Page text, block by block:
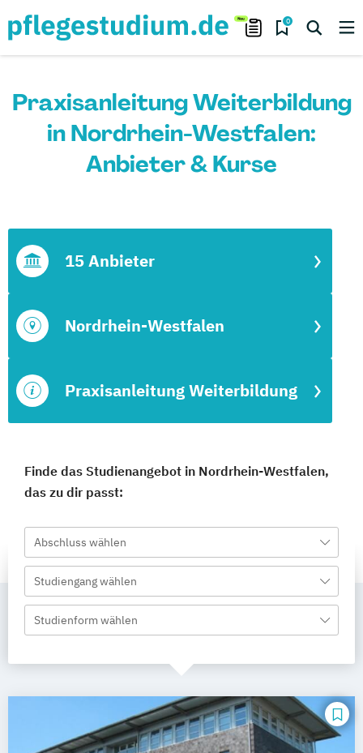
0
Praxisanleitung Weiterbildung
in Nordrhein-Westfalen:
Anbieter & Kurse
Praxisanleitung Weiterbildung
Nordrhein-Westfalen
15 Anbieter
Finde das Studienangebot in Nordrhein-Westfalen,
das zu dir passt:
Abschluss wählen
Studiengang wählen
Studienform wählen